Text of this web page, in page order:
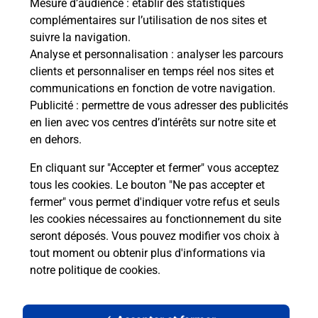
Mesure d’audience : établir des statistiques
complémentaires sur l’utilisation de nos sites et
suivre la navigation.
Analyse et personnalisation : analyser les parcours
clients et personnaliser en temps réel nos sites et
communications en fonction de votre navigation.
Publicité : permettre de vous adresser des publicités
en lien avec vos centres d’intérêts sur notre site et
en dehors.
En cliquant sur "Accepter et fermer" vous acceptez
tous les cookies. Le bouton "Ne pas accepter et
fermer" vous permet d'indiquer votre refus et seuls
les cookies nécessaires au fonctionnement du site
seront déposés. Vous pouvez modifier vos choix à
tout moment ou obtenir plus d'informations via
notre politique de cookies.
Boîte aux Lettres La Poste
Prochaine collecte du courrierlundià 09h00
6 Rue De Corbeil
91840 Soisy Sur Ecole
Le lien s'ouvre dans un nouvel onglet
Localiser Liste Boîtes aux lettres Essonne Soisy Sur Ecole